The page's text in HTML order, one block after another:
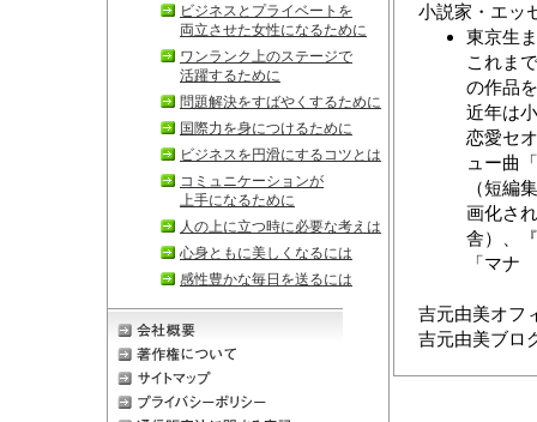
ビジネスとプライベートを
両立させた女性になるために
ワンランク上のステージで
活躍するために
問題解決をすばやくするために
国際力を身につけるために
ビジネスを円滑にするコツとは
コミュニケーションが
上手になるために
人の上に立つ時に必要な考えは
心身ともに美しくなるには
感性豊かな毎日を送るには
小説家・エッ
東京生
これま
の作品
近年は
恋愛セ
ュー曲
（短編
画化さ
舎）、
「マナ
吉元由美オ
吉元由美ブ